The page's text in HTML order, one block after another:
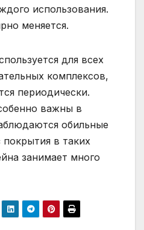
использования.
меняется.
для всех
комплексов,
периодически.
важны в
обильные
в таких
занимает много